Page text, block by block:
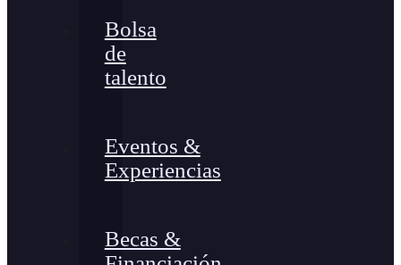
Bolsa
de
talento
Eventos &
Experiencias
Becas &